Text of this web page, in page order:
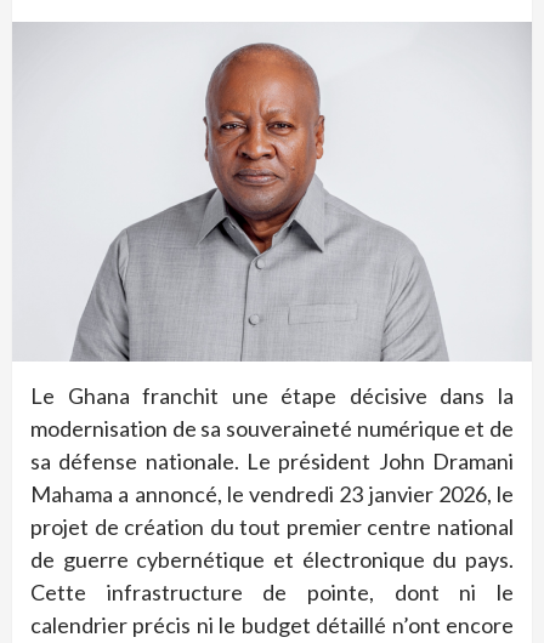
Le Ghana franchit une étape décisive dans la
modernisation de sa souveraineté numérique et de
sa défense nationale. Le président John Dramani
Mahama a annoncé, le vendredi 23 janvier 2026, le
projet de création du tout premier centre national
de guerre cybernétique et électronique du pays.
Cette infrastructure de pointe, dont ni le
calendrier précis ni le budget détaillé n’ont encore